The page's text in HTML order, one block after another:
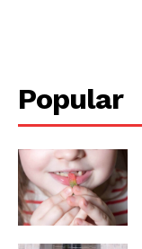
Menú
Yucatán
Popular